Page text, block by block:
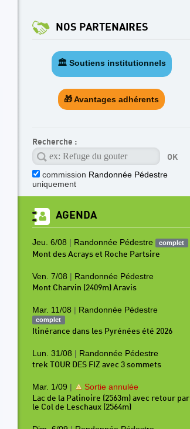
NOS PARTENAIRES
🏛️ Soutiens institutionnels
🎁 Avantages adhérents
Recherche :
commission Randonnée Pédestre
uniquement
AGENDA
Jeu. 6/08 | Randonnée Pédestre complet
Mont des Acrays et Roche Partsire
Ven. 7/08 | Randonnée Pédestre
Mont Charvin (2409m) Aravis
Mar. 11/08 | Randonnée Pédestre
complet
Itinérance dans les Pyrénées été 2026
Lun. 31/08 | Randonnée Pédestre
trek TOUR DES FIZ avec 3 sommets
Mar. 1/09 | Sortie annulée
Lac de la Patinoire (2563m) avec retour par
le Col de Leschaux (2564m)